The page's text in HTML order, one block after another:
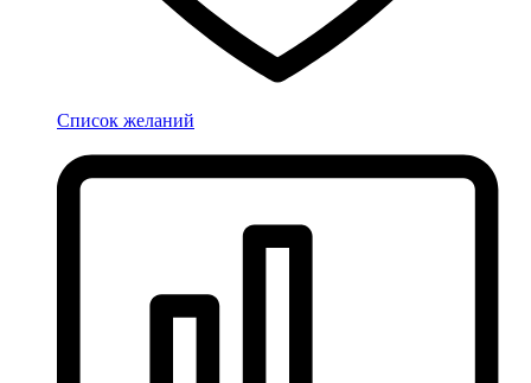
Список желаний